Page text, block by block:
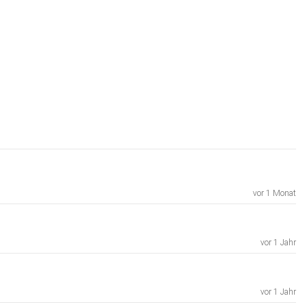
vor 1 Monat
vor 1 Jahr
vor 1 Jahr